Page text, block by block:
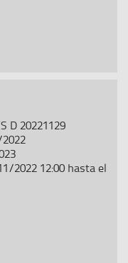
D 20221129
2022 12:00 hasta el